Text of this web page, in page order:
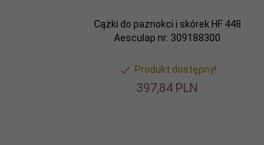
Cążki do paznokci i skórek HF 448
Aesculap nr: 309188300
Produkt dostępny!
397,84 PLN